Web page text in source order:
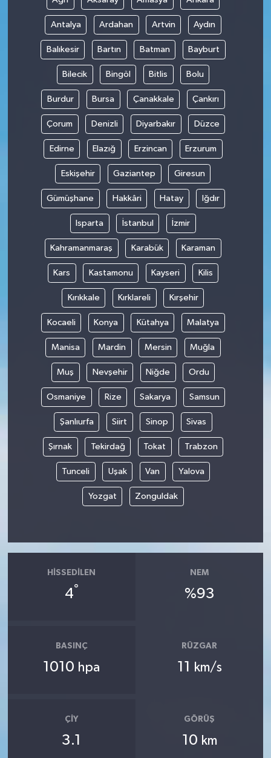
Antalya Ardahan Artvin Aydın
Balıkesir Bartın Batman Bayburt
Bilecik Bingöl Bitlis Bolu
Burdur Bursa Çanakkale Çankırı
Çorum Denizli Diyarbakır Düzce
Edirne Elazığ Erzincan Erzurum
Eskişehir Gaziantep Giresun
Gümüşhane Hakkâri Hatay Iğdır
Isparta İstanbul İzmir
Kahramanmaraş Karabük Karaman
Kars Kastamonu Kayseri Kilis
Kırıkkale Kırklareli Kırşehir
Kocaeli Konya Kütahya Malatya
Manisa Mardin Mersin Muğla
Muş Nevşehir Niğde Ordu
Osmaniye Rize Sakarya Samsun
Şanlıurfa Siirt Sinop Sivas
Şırnak Tekirdağ Tokat Trabzon
Tunceli Uşak Van Yalova
Yozgat Zonguldak
HISSEDILEN
4°
NEM
%93
BASINÇ
1010 hpa
RÜZGAR
11 km/s
ÇIY
3.1
GÖRÜŞ
10 km